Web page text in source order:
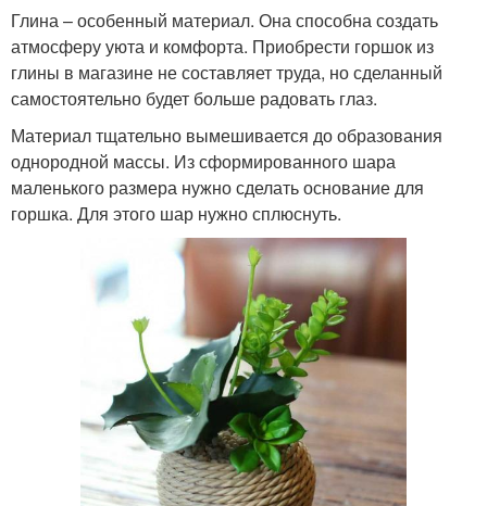
Глина – особенный материал. Она способна создать
атмосферу уюта и комфорта. Приобрести горшок из
глины в магазине не составляет труда, но сделанный
самостоятельно будет больше радовать глаз.
Материал тщательно вымешивается до образования
однородной массы. Из сформированного шара
маленького размера нужно сделать основание для
горшка. Для этого шар нужно сплюснуть.